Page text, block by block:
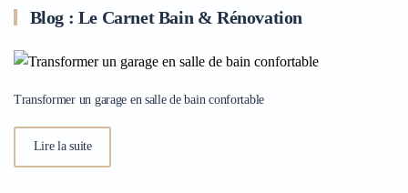
Blog : Le Carnet Bain & Rénovation
Transformer un garage en salle de bain confortable
Lire la suite